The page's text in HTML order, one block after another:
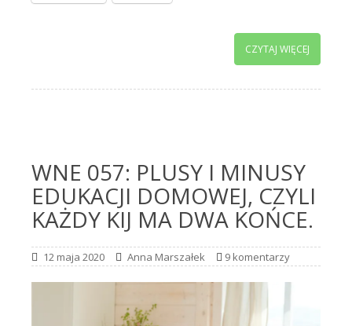
CZYTAJ WIĘCEJ
WNE 057: PLUSY I MINUSY
EDUKACJI DOMOWEJ, CZYLI
KAŻDY KIJ MA DWA KOŃCE.
12 maja 2020 Anna Marszałek 9 komentarzy